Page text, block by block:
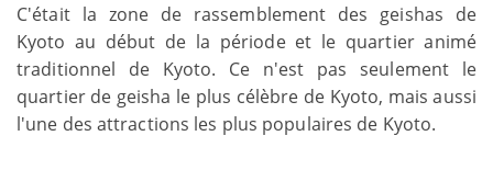
C'était la zone de rassemblement des geishas de
Kyoto au début de la période et le quartier animé
traditionnel de Kyoto. Ce n'est pas seulement le
quartier de geisha le plus célèbre de Kyoto, mais aussi
l'une des attractions les plus populaires de Kyoto.